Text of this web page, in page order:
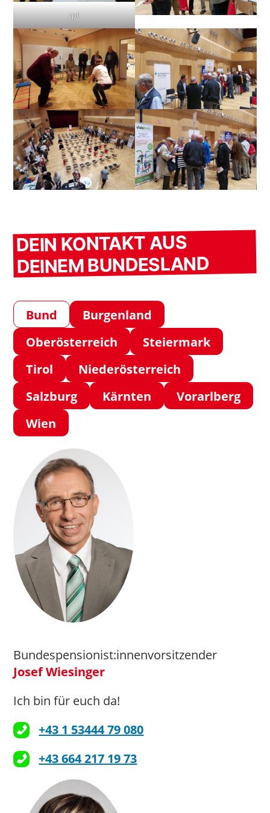
rpt
DEIN KONTAKT AUS
DEINEM BUNDESLAND
Bund
Burgenland
Oberösterreich
Steiermark
Tirol
Niederösterreich
Salzburg
Kärnten
Vorarlberg
Wien
Bundespensionist:innenvorsitzender
Josef Wiesinger
Ich bin für euch da!
+43 1 53444 79 080
+43 664 217 19 73